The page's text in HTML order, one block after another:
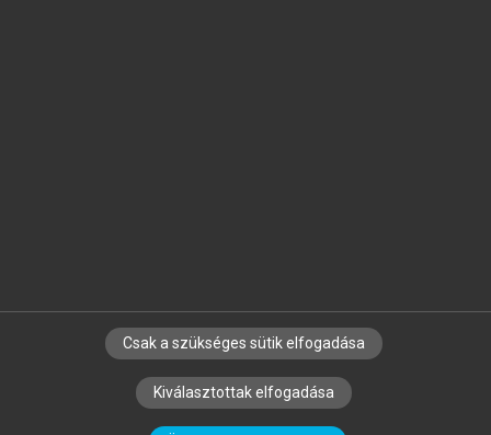
SZERZŐKNEK CÉGEKNEK KÖNYVTÁROSOKNAK
SZERKESZTÉSI ÉS LEKTORÁLÁSI ALAPELVEK
Csak a szükséges sütik elfogadása
Kiválasztottak elfogadása